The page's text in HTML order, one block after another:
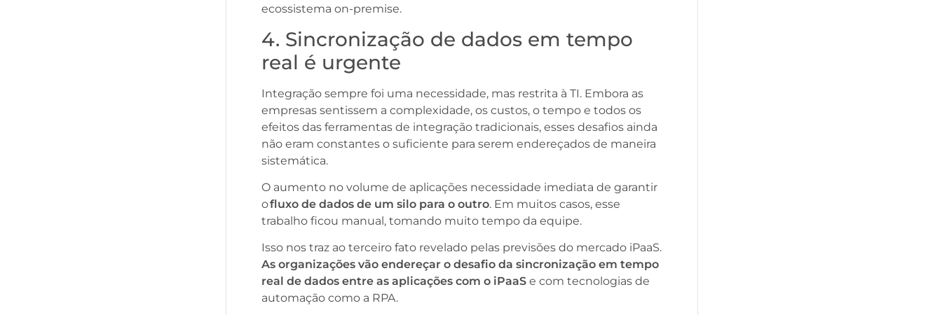
ecossistema on-premise.
4. Sincronização de dados em tempo
real é urgente
Integração sempre foi uma necessidade, mas restrita à TI. Embora as
empresas sentissem a complexidade, os custos, o tempo e todos os
efeitos das ferramentas de integração tradicionais, esses desafios ainda
não eram constantes o suficiente para serem endereçados de maneira
sistemática.
O aumento no volume de aplicações necessidade imediata de garantir
ofluxo de dados de um silo para o outro. Em muitos casos, esse
trabalho ficou manual, tomando muito tempo da equipe.
Isso nos traz ao terceiro fato revelado pelas previsões do mercado iPaaS.
As organizações vão endereçar o desafio da sincronização em tempo
real de dados entre as aplicações com o iPaaS e com tecnologias de
automação como a RPA.